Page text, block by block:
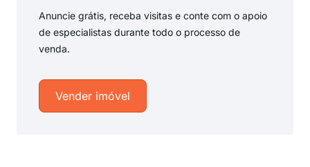
Anuncie grátis, receba visitas e conte com o apoio
de especialistas durante todo o processo de
venda.
Vender imóvel